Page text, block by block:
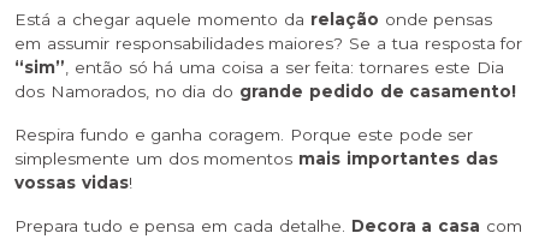
Está a chegar aquele momento da relação onde pensas
em assumir responsabilidades maiores? Se a tua resposta for
“sim”, então só há uma coisa a ser feita: tornares este Dia
dos Namorados, no dia do grande pedido de casamento!
Respira fundo e ganha coragem. Porque este pode ser
simplesmente um dos momentos mais importantes das
vossas vidas!
Prepara tudo e pensa em cada detalhe. Decora a casa com